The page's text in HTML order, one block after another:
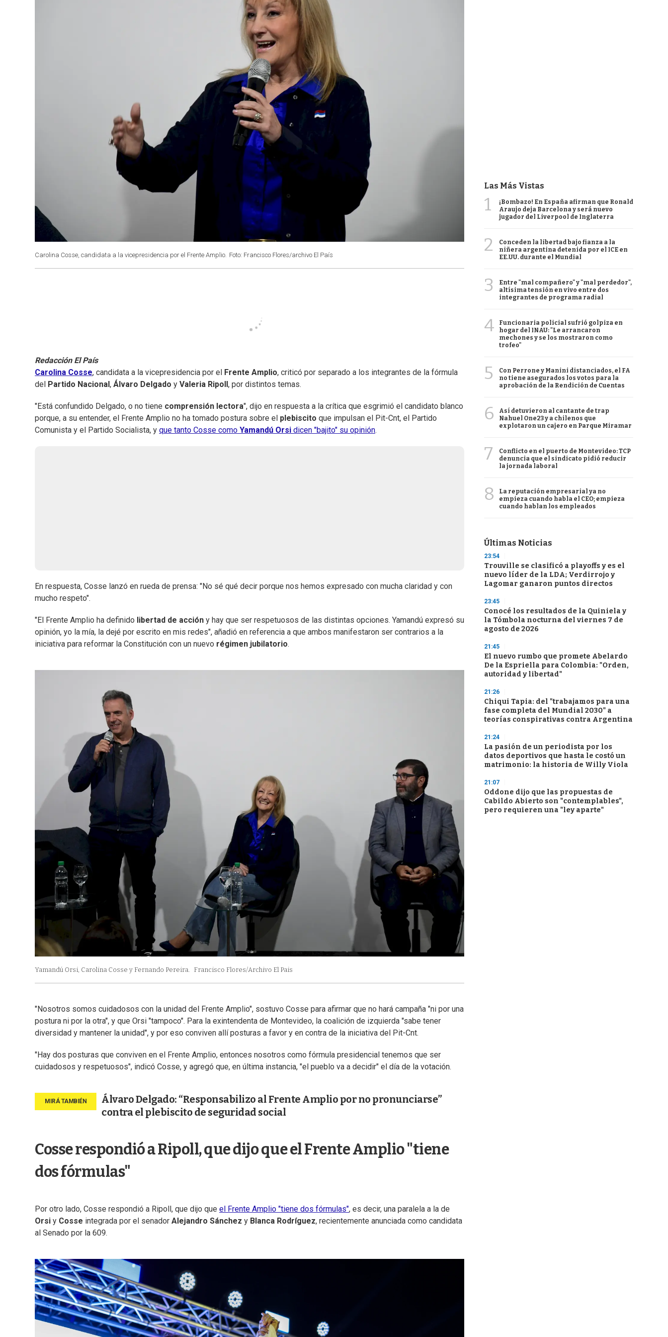
Carolina Cosse, candidata a la vicepresidencia por el Frente Amplio. Foto: Francisco Flores/archivo El País
Redacción El País
Carolina Cosse, candidata a la vicepresidencia por el Frente Amplio, criticó por separado a los integrantes de la fórmula
del
Partido Nacional , Álvaro Delgado y Valeria Ripoll , por distintos temas.
"Está confundido Delgado, o no tiene comprensión lectora", dijo en respuesta a la crítica que esgrimió el candidato blanco
porque, a su entender, el Frente Amplio no ha tomado postura sobre el plebiscito que impulsan el Pit-Cnt, el Partido
Comunista y el Partido Socialista, y que tanto Cosse como Yamandú Orsi dicen "bajito" su opinión.
En respuesta, Cosse lanzó en rueda de prensa: "No sé qué decir porque nos hemos expresado con mucha claridad y con
mucho respeto".
"El Frente Amplio ha definido libertad de acción y hay que ser respetuosos de las distintas opciones. Yamandú expresó su
opinión, yo la mía, la dejé por escrito en mis redes", añadió en referencia a que ambos manifestaron ser contrarios a la
iniciativa para reformar la Constitución con un nuevo régimen jubilatorio.
Yamandú Orsi, Carolina Cosse y Fernando Pereira. Francisco Flores/Archivo El Pais
"Nosotros somos cuidadosos con la unidad del Frente Amplio", sostuvo Cosse para afirmar que no hará campaña "ni por una
postura ni por la otra", y que Orsi "tampoco". Para la exintendenta de Montevideo, la coalición de izquierda "sabe tener
diversidad y mantener la unidad", y por eso conviven allí posturas a favor y en contra de la iniciativa del Pit-Cnt.
"Hay dos posturas que conviven en el Frente Amplio, entonces nosotros como fórmula presidencial tenemos que ser
cuidadosos y respetuosos", indicó Cosse, y agregó que, en última instancia, "el pueblo va a decidir" el día de la votación.
Álvaro Delgado: “Responsabilizo al Frente Amplio por no pronunciarse”
contra el plebiscito de seguridad social
Cosse respondió a Ripoll, que dijo que el Frente Amplio "tiene
dos fórmulas"
Por otro lado, Cosse respondió a Ripoll, que dijo que el Frente Amplio "tiene dos fórmulas", es decir, una paralela a la de
Orsi y Cosse integrada por el senador Alejandro Sánchez y Blanca Rodríguez, recientemente anunciada como candidata
al Senado por la 609.
Las Más Vistas
1
¡Bombazo! En España afirman que Ronald
Araujo deja Barcelona y será nuevo
jugador del Liverpool de Inglaterra
2
Conceden la libertad bajo fianza a la
niñera argentina detenida por el ICE en
EE.UU. durante el Mundial
3
Entre "mal compañero" y "mal perdedor",
altísima tensión en vivo entre dos
integrantes de programa radial
4
Funcionaria policial sufrió golpiza en
hogar del INAU: "Le arrancaron
mechones y se los mostraron como
trofeo"
5
Con Perrone y Manini distanciados, el FA
no tiene asegurados los votos para la
aprobación de la Rendición de Cuentas
6
Así detuvieron al cantante de trap
Nahuel One23 y a chilenos que
explotaron un cajero en Parque Miramar
7
Conflicto en el puerto de Montevideo: TCP
denuncia que el sindicato pidió reducir
la jornada laboral
8
La reputación empresarial ya no
empieza cuando habla el CEO; empieza
cuando hablan los empleados
Últimas Noticias
23:54
Trouville se clasificó a playoffs y es el
nuevo líder de la LDA; Verdirrojo y
Lagomar ganaron puntos directos
23:45
Conocé los resultados de la Quiniela y
la Tómbola nocturna del viernes 7 de
agosto de 2026
21:45
El nuevo rumbo que promete Abelardo
De la Espriella para Colombia: "Orden,
autoridad y libertad"
21:26
Chiqui Tapia: del "trabajamos para una
fase completa del Mundial 2030" a
teorías conspirativas contra Argentina
21:24
La pasión de un periodista por los
datos deportivos que hasta le costó un
matrimonio: la historia de Willy Viola
21:07
Oddone dijo que las propuestas de
Cabildo Abierto son "contemplables",
pero requieren una "ley aparte"